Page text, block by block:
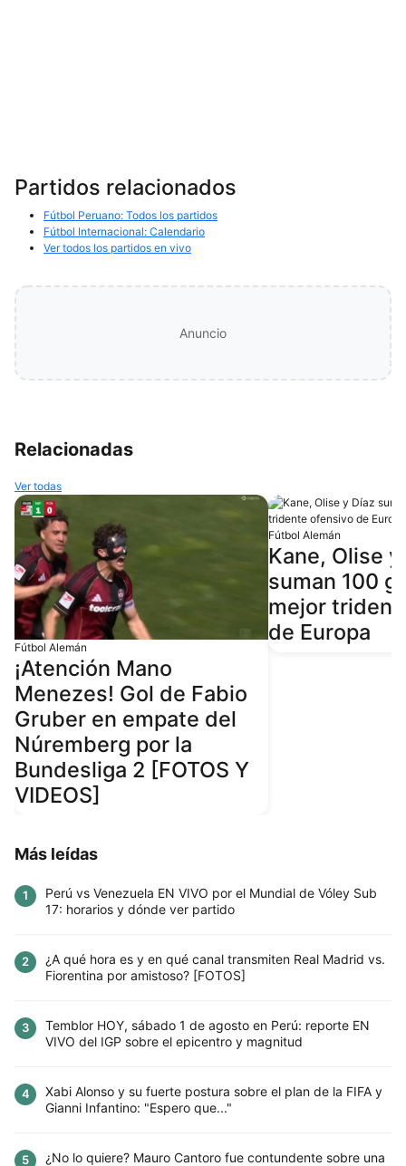
Partidos relacionados
Fútbol Peruano: Todos los partidos
Fútbol Internacional: Calendario
Ver todos los partidos en vivo
Anuncio
Relacionadas
Ver todas
Fútbol Alemán
¡Atención Mano
Menezes! Gol de Fabio
Gruber en empate del
Núremberg por la
Bundesliga 2 [FOTOS Y
VIDEOS]
Fútbol Alemán
Kane, Olise y
suman 100
mejor
de Europa
Más leídas
1
Perú vs Venezuela EN VIVO por el Mundial de Vóley Sub
17: horarios y dónde ver partido
2
¿A qué hora es y en qué canal transmiten Real Madrid vs.
Fiorentina por amistoso? [FOTOS]
3
Temblor HOY, sábado 1 de agosto en Perú: reporte EN
VIVO del IGP sobre el epicentro y magnitud
4
Xabi Alonso y su fuerte postura sobre el plan de la FIFA y
Gianni Infantino: "Espero que..."
5
¿No lo quiere? Mauro Cantoro fue contundente sobre una